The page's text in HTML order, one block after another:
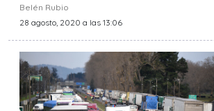
Belén Rubio
28 agosto, 2020 a las 13:06